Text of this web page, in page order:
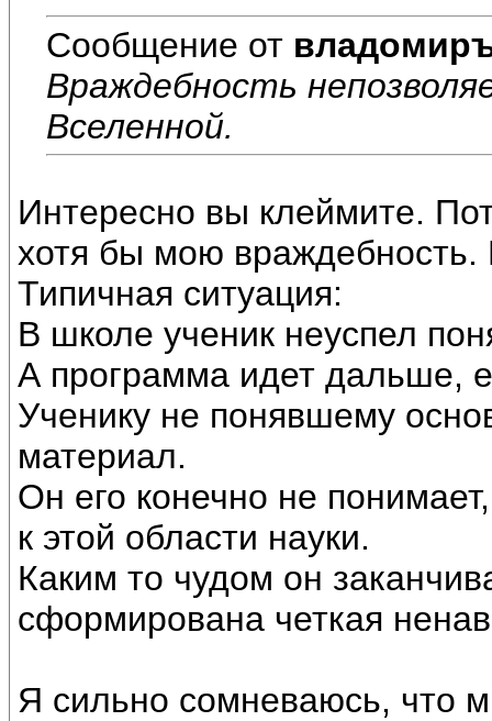
Сообщение от
Враждебность
Вселенной.
Интересно вы клеймите.
хотя бы мою
Типичная ситуация:
В школе ученик неуспел
А программа идет дальше,
Ученику не понявшему
материал.
Он его конечно не
к этой области науки.
Каким то чудом он
сформирована четкая
Я сильно сомневаюсь, что